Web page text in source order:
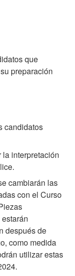
que
preparación
candidatos
interpretación
cambiarán las
con el Curso
después de
como medida
utilizar estas